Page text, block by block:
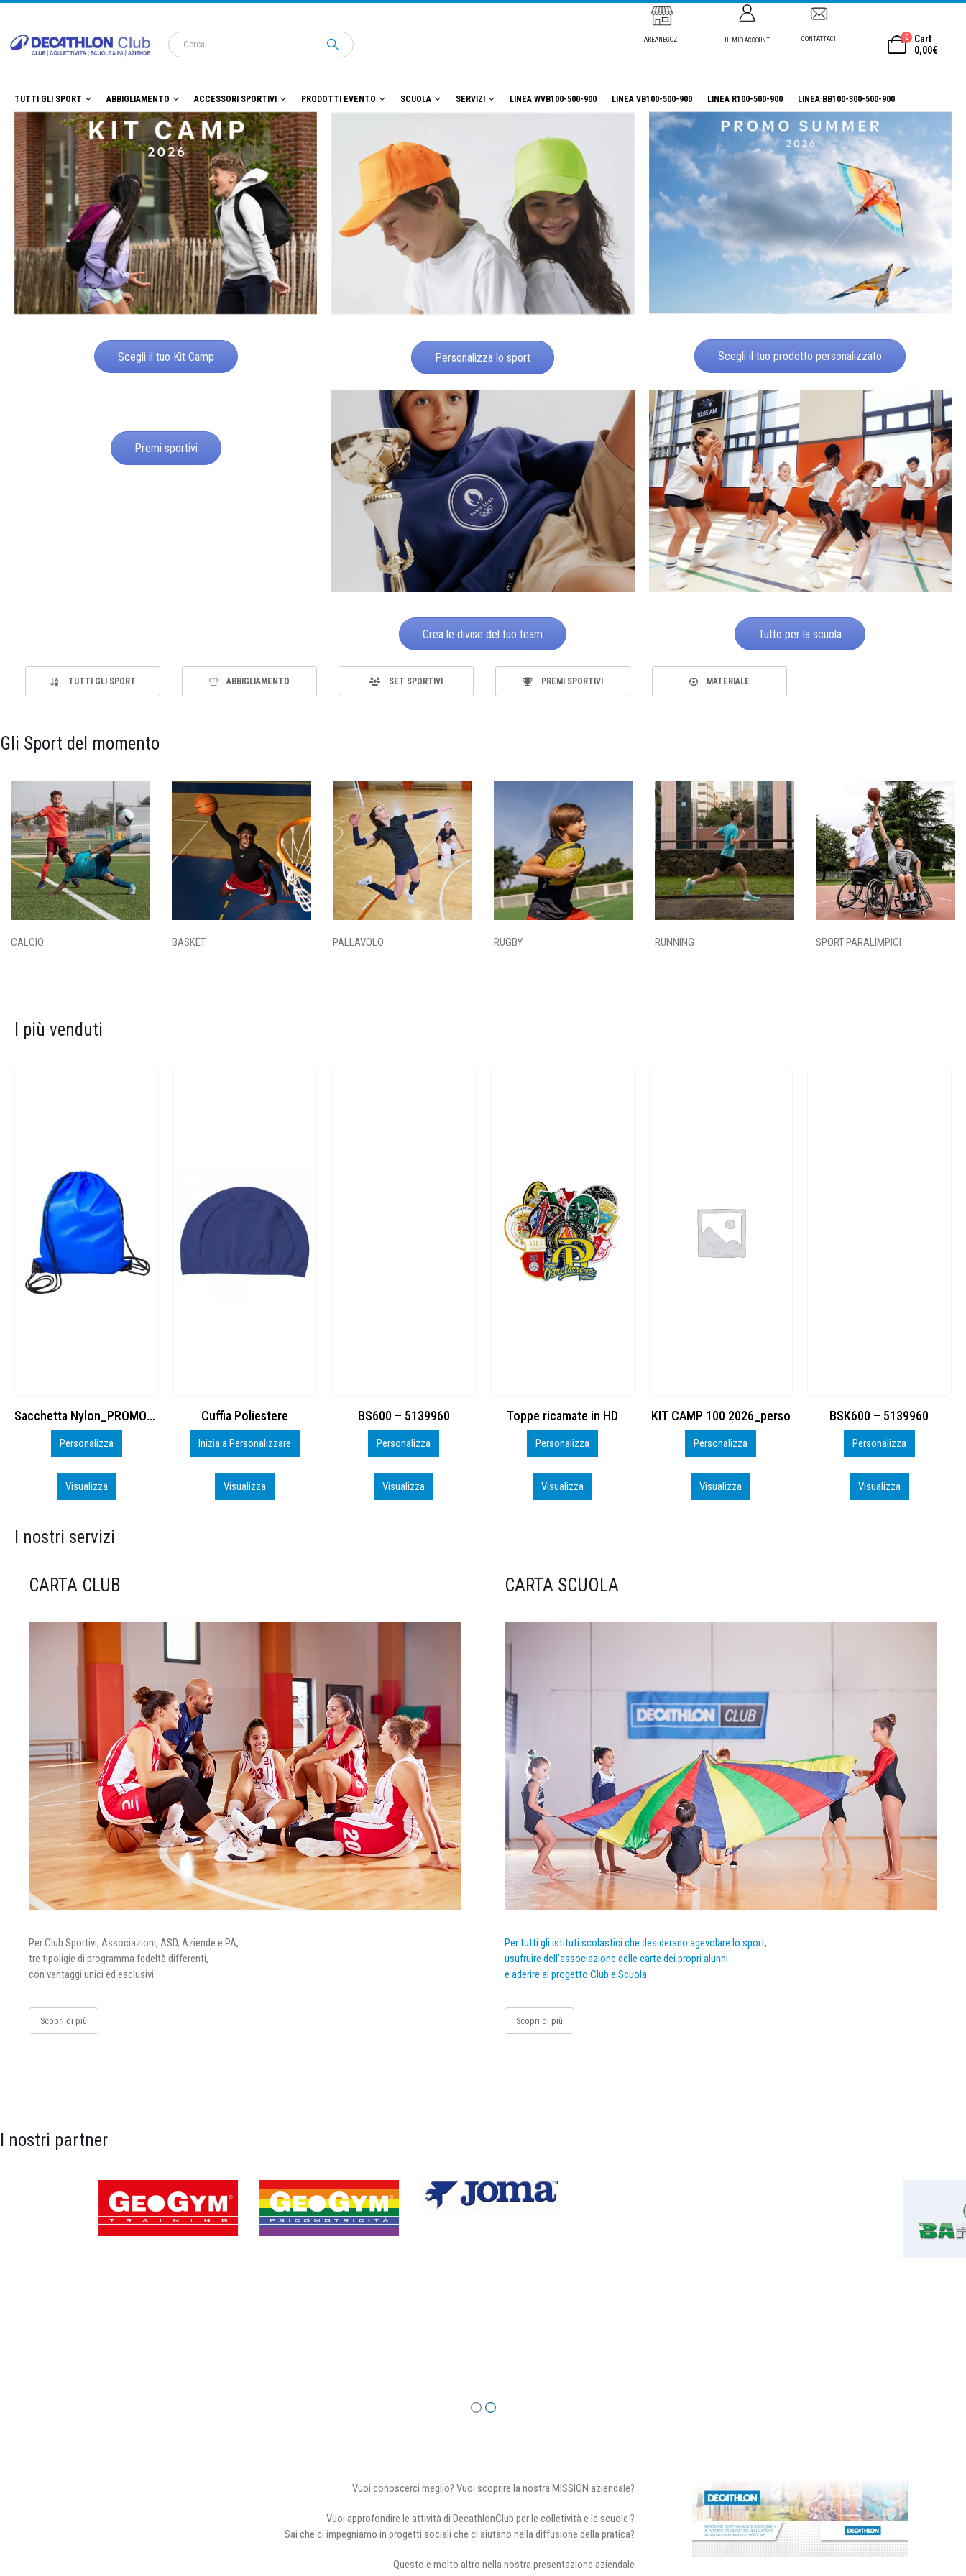
AREANEGOZI IL MIO ACCOUNT CONTATTACI 0
Cart
0,00€
TUTTI GLI SPORT ABBIGLIAMENTO ACCESSORI SPORTIVI PRODOTTI EVENTO SCUOLA SERVIZI LINEA WVB100-500-900 LINEA VB100-500-900 LINEA R100-500-900 LINEA BB100-300-500-900
Scegli il tuo Kit Camp Personalizza lo sport Scegli il tuo prodotto personalizzato
Premi sportivi
Crea le divise del tuo team Tutto per la scuola
TUTTI GLI SPORT ABBIGLIAMENTO SET SPORTIVI PREMI SPORTIVI MATERIALE
Gli Sport del momento
CALCIO BASKET PALLAVOLO RUGBY RUNNING SPORT PARALIMPICI
I più venduti
Cuffia Poliestere
Inizia a Personalizzare
Visualizza
BS600 – 5139960
Personalizza
Visualizza
Toppe ricamate in HD
Personalizza
Visualizza
KIT CAMP 100 2026_perso
Personalizza
Visualizza
BSK600 – 5139960
Personalizza
Visualizza
DTF
Personalizza
Visualizza
I nostri servizi
CARTA CLUB
Per Club Sportivi, Associazioni, ASD, Aziende e PA,
tre tipoligie di programma fedeltà differenti,
con vantaggi unici ed esclusivi.
Scopri di più
CARTA SCUOLA
Per tutti gli istituti scolastici che desiderano agevolare lo sport,
usufruire dell’associazione delle carte dei propri alunni
e aderire al progetto Club e Scuola
Scopri di più
I nostri partner
Vuoi conoscerci meglio? Vuoi scoprire la nostra MISSION aziendale?
Vuoi approfondire le attività di DecathlonClub per le colletività e le scuole ?
Sai che ci impegniamo in progetti sociali che ci aiutano nella diffusione della pratica?
Questo e molto altro nella nostra presentazione aziendale